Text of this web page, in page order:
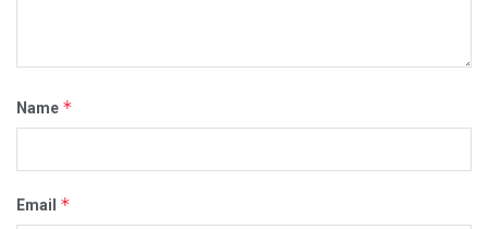
Name *
Email *